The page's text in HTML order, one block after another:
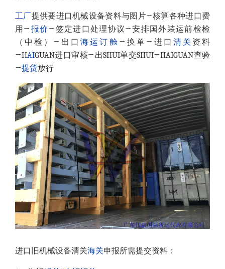
工厂提供要进口机械设备资料与图片→核算各种进口费
用→ 报价→签定进口处理协议→安排国外装运前检检
（中检）→出口海运订舱 →换单→进口 清关 资料
→HAIGUAN进口审核→出SHUI单交SHUI→HAIGUAN查验
→提货放行
进口旧机械设备清关海关申报所需提交资料：